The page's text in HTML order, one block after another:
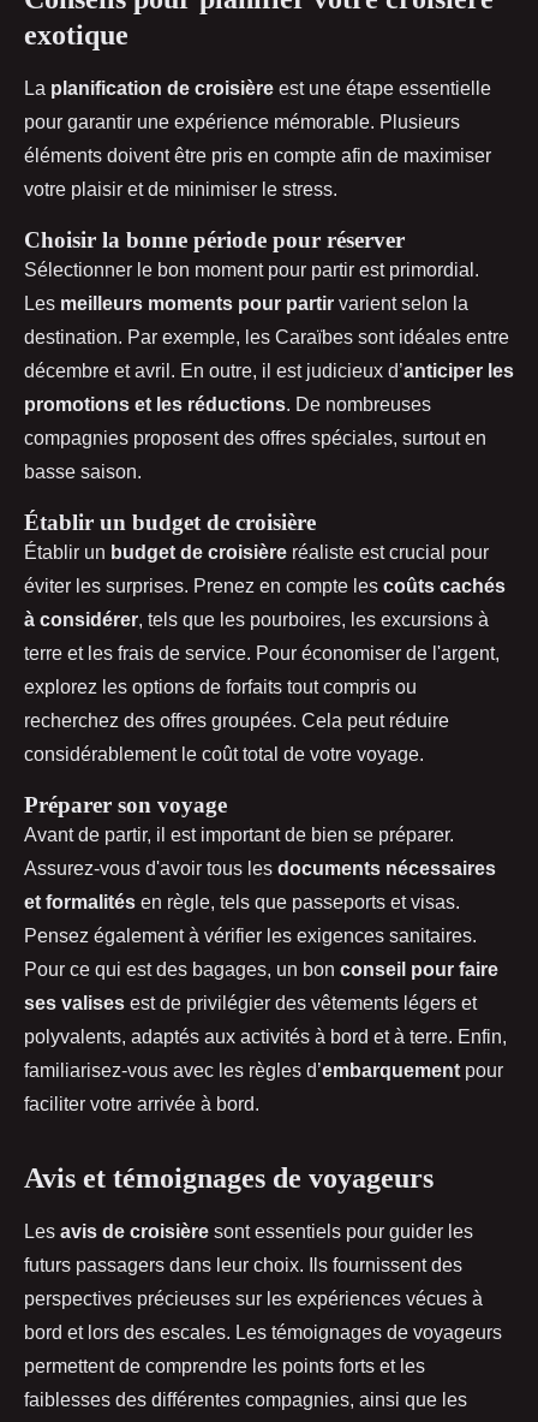
exotique
La planification de croisière est une étape essentielle
pour garantir une expérience mémorable. Plusieurs
éléments doivent être pris en compte afin de maximiser
votre plaisir et de minimiser le stress.
Choisir la bonne période pour réserver
Sélectionner le bon moment pour partir est primordial.
Les meilleurs moments pour partir varient selon la
destination. Par exemple, les Caraïbes sont idéales entre
décembre et avril. En outre, il est judicieux d’anticiper les
promotions et les réductions. De nombreuses
compagnies proposent des offres spéciales, surtout en
basse saison.
Établir un budget de croisière
Établir un budget de croisière réaliste est crucial pour
éviter les surprises. Prenez en compte les coûts cachés
à considérer, tels que les pourboires, les excursions à
terre et les frais de service. Pour économiser de l'argent,
explorez les options de forfaits tout compris ou
recherchez des offres groupées. Cela peut réduire
considérablement le coût total de votre voyage.
Préparer son voyage
Avant de partir, il est important de bien se préparer.
Assurez-vous d'avoir tous les documents nécessaires
et formalités en règle, tels que passeports et visas.
Pensez également à vérifier les exigences sanitaires.
Pour ce qui est des bagages, un bon conseil pour faire
ses valises est de privilégier des vêtements légers et
polyvalents, adaptés aux activités à bord et à terre. Enfin,
familiarisez-vous avec les règles d’embarquement pour
faciliter votre arrivée à bord.
Avis et témoignages de voyageurs
Les avis de croisière sont essentiels pour guider les
futurs passagers dans leur choix. Ils fournissent des
perspectives précieuses sur les expériences vécues à
bord et lors des escales. Les témoignages de voyageurs
permettent de comprendre les points forts et les
faiblesses des différentes compagnies, ainsi que les